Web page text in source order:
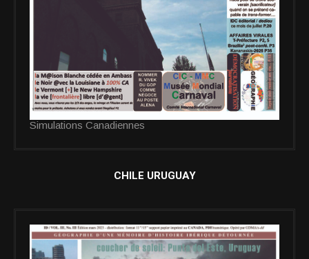
Simulations Canadiennes
CHILE URUGUAY